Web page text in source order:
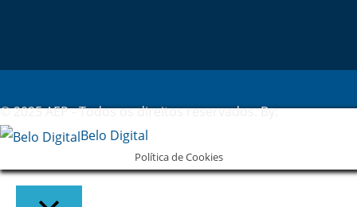
© 2025 AEP - Todos os direitos reservados. By:
Belo Digital
Política de Cookies